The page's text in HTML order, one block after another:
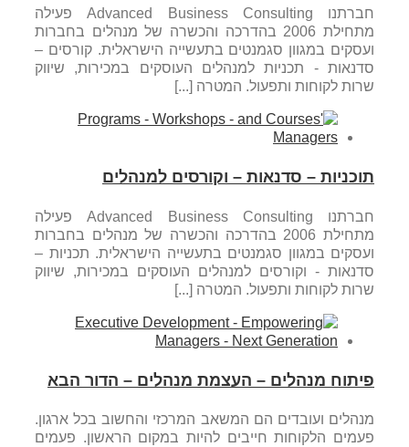
חברתנו Advanced Business Consulting פעילה
מתחילת 2006 בהדרכה והכשרה של מנהלים בחברות
ועסקים במגוון סגמנטים בתעשייה הישראלית. קורסים –
סדנאות - תכניות למנהלים העוסקים במכירות, שיווק
שרות לקוחות ותפעול. המטרה [...]
תוכניות – סדנאות – וקורסים למנהלים
חברתנו Advanced Business Consulting פעילה
מתחילת 2006 בהדרכה והכשרה של מנהלים בחברות
ועסקים במגוון סגמנטים בתעשייה הישראלית. תכניות –
סדנאות - וקורסים למנהלים העוסקים במכירות, שיווק
שרות לקוחות ותפעול. המטרה [...]
פיתוח מנהלים – העצמת מנהלים – הדור הבא
מנהלים ועובדים הם המשאב המרכזי והחשוב בכל ארגון.
פעמים הלקוחות חייבים להיות במקום הראשון. פעמים